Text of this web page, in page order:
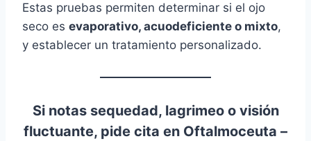
Estas pruebas permiten determinar si el ojo
seco es evaporativo, acuodeficiente o mixto,
y establecer un tratamiento personalizado.
Si notas sequedad, lagrimeo o visión
fluctuante, pide cita en Oftalmoceuta –